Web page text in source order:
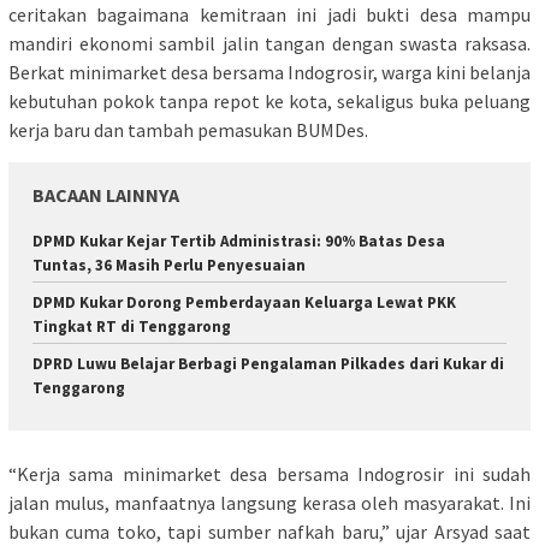
ceritakan bagaimana kemitraan ini jadi bukti desa mampu
mandiri ekonomi sambil jalin tangan dengan swasta raksasa.
Berkat minimarket desa bersama Indogrosir, warga kini belanja
kebutuhan pokok tanpa repot ke kota, sekaligus buka peluang
kerja baru dan tambah pemasukan BUMDes.
BACAAN LAINNYA
DPMD Kukar Kejar Tertib Administrasi: 90% Batas Desa
Tuntas, 36 Masih Perlu Penyesuaian
DPMD Kukar Dorong Pemberdayaan Keluarga Lewat PKK
Tingkat RT di Tenggarong
DPRD Luwu Belajar Berbagi Pengalaman Pilkades dari Kukar di
Tenggarong
“Kerja sama minimarket desa bersama Indogrosir ini sudah
jalan mulus, manfaatnya langsung kerasa oleh masyarakat. Ini
bukan cuma toko, tapi sumber nafkah baru,” ujar Arsyad saat